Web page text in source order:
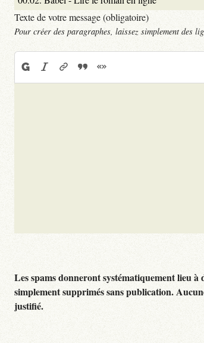
Texte de votre message (obligatoire)
Pour créer des paragraphes, laissez simplement des
Les spams donneront systématiquement lieu
simplement supprimés sans publication.
justifié.